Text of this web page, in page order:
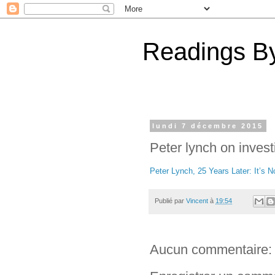
Readings
lundi 7 décembre 2015
Peter lynch on
Peter Lynch, 25 Years Later: It’s
Publié par Vincent à 19:54
Aucun commentaire: